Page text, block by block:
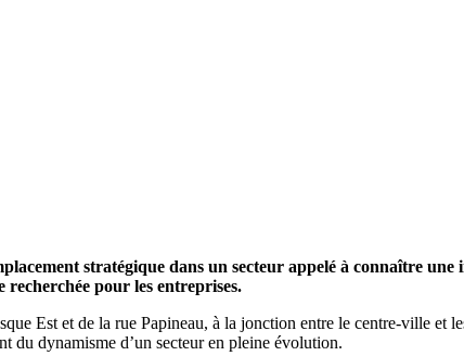
stratégique dans un secteur appelé à connaître
recherchée pour les entreprises.
Est et de la rue Papineau, à la jonction entre le centre-ville et
du dynamisme d’un secteur en pleine évolution.